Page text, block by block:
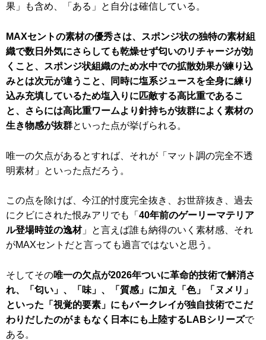
果」も含め、「ある」と自分は確信している。
MAXセントの素材の優秀さは、スポンジ状の独特の素材組
織で数日外気にさらしても乾燥せず匂いのリチャージが効
くこと、スポンジ状組織のため水中での拡散効果が練り込
みとは次元が違うこと、同時に塩系ジュースを全身に練り
込み充填しているため塩入りに匹敵する高比重であるこ
と、さらには高比重ワームより針持ちが抜群によく素材の
生き物感が抜群といった点が挙げられる。
唯一の欠点があるとすれば、それが「マット調の完全不透
明素材」といった点だろう。
この点を除けば、今江的忖度完全抜き、お世辞抜き、過去
にクビにされた恨みアリでも「 40年前のゲーリーマテリア
ル登場時並の逸材」と言えば誰も納得のいく素材感、それ
がMAXセントだと言っても過言ではないと思う。
そしてその唯一の欠点が2026年ついに革命的技術で解消さ
れ、「匂い」、「味」、「質感」に加え「色」「ヌメリ」
といった「視覚的要素」にもバークレイが独自技術でこだ
わりだしたのがまもなく日本にも上陸するLABシリーズで
ある。